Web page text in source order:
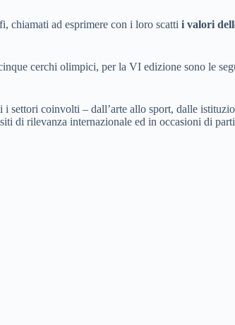
chiamati ad esprimere con i loro scatti i valori
cerchi olimpici, per la VI edizione sono le
settori coinvolti – dall’arte allo sport, dalle
di rilevanza internazionale ed in occasioni di